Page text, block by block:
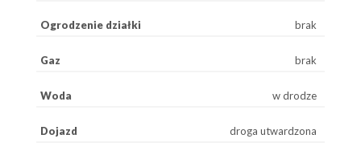
Ogrodzenie działki brak
Gaz brak
Woda w drodze
Dojazd droga utwardzona